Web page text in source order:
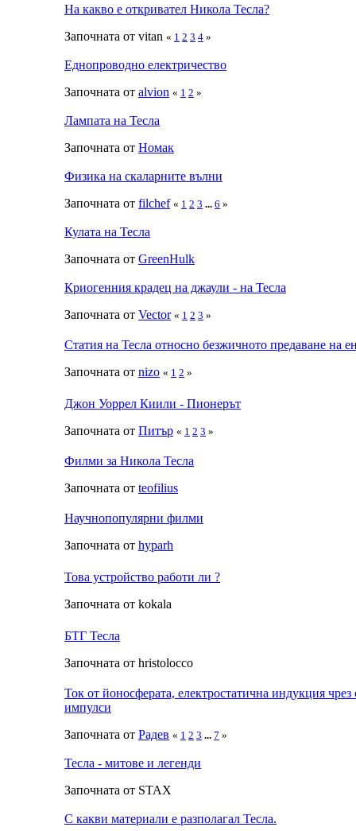
На какво е откривател Никола Тесла?
Започната от vitan « 1 2 3 4 »
Еднопроводно електричество
Започната от alvion « 1 2 »
Лампата на Тесла
Започната от Номак
Физика на скаларните вълни
Започната от filchef « 1 2 3 ... 6 »
Кулата на Тесла
Започната от GreenHulk
Криогенния крадец на джаули - на Тесла
Започната от Vector « 1 2 3 »
Статия на Тесла относно безжичното предаване на
Започната от nizo « 1 2 »
Джон Уоррел Киили - Пионерът
Започната от Питър « 1 2 3 »
Филми за Никола Тесла
Започната от teofilius
Научнопопулярни филми
Започната от hyparh
Това устройство работи ли ?
Започната от kokala
БТГ Тесла
Започната от hristolocco
Ток от йоносферата, електростатична индукция
импулси
Започната от Радeв « 1 2 3 ... 7 »
Тесла - митове и легенди
Започната от STAX
С какви материали е разполагал Тесла.